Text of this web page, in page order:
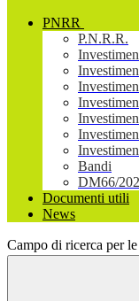
PNRR
P.N.R.R.
Bandi
DM66/
Documenti utili
News
Campo di ricerca per